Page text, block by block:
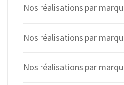
Nos réalisations par
Nos réalisations par
Nos réalisations par